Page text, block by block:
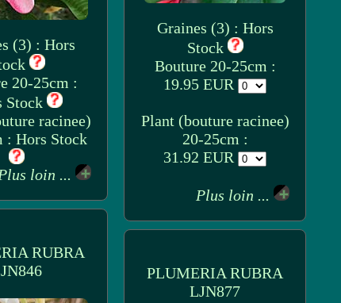
Graines (3) : Hors
Stock
Bouture 20-25cm :
19.95 EUR
Plant (bouture racinee)
20-25cm :
31.92 EUR
Plus loin ...
(3) : Hors
20-25cm :
Stock
racinee)
: Hors Stock
loin ...
RUBRA
PLUMERIA RUBRA
LJN877